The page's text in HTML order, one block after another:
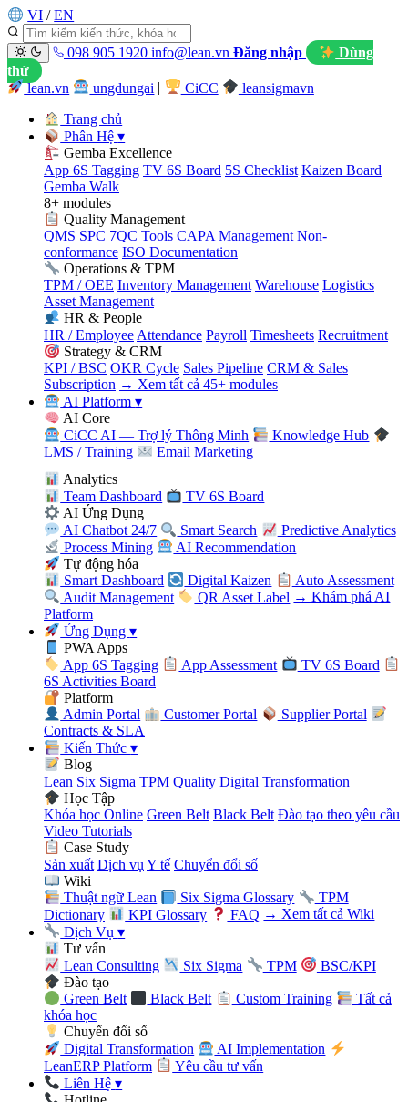
VI / EN
098 905 1920 info@lean.vn Đăng nhập
Dùng
thử
lean.vn
ungdungai CiCC leansigmavn
Trang chủ
Phân Hệ▾
Gemba Excellence
App 6S Tagging TV 6S Board 5S Checklist Kaizen Board
Gemba Walk
8+ modules
Quality Management
QMS SPC 7QC Tools CAPA Management Non-
conformance ISO Documentation
Operations & TPM
TPM / OEE Inventory Management Warehouse Logistics
Asset Management
HR & People
HR / Employee Attendance Payroll Timesheets Recruitment
Strategy & CRM
KPI / BSC OKR Cycle Sales Pipeline CRM & Sales
Subscription → Xem tất cả 45+ modules
AI Platform▾
AI Core
CiCC AI — Trợ lý Thông Minh
Knowledge Hub
LMS / Training
Email Marketing
Analytics
Team Dashboard
TV 6S Board
AI Ứng Dụng
AI Chatbot 24/7
Smart Search
Predictive Analytics
Process Mining
AI Recommendation
Tự động hóa
Smart Dashboard
Digital Kaizen
Auto Assessment
Audit Management
QR Asset Label → Khám phá AI
Platform
Ứng Dụng▾
PWA Apps
App 6S Tagging
App Assessment
TV 6S Board
6S Activities Board
Platform
Admin Portal
Customer Portal
Supplier Portal
Contracts & SLA
Kiến Thức▾
Blog
Lean Six Sigma TPM Quality Digital Transformation
Học Tập
Khóa học Online Green Belt Black Belt Đào tạo theo yêu cầu
Video Tutorials
Case Study
Sản xuất Dịch vụ Y tế Chuyển đổi số
Wiki
Thuật ngữ Lean
Six Sigma Glossary
TPM
Dictionary
KPI Glossary FAQ → Xem tất cả Wiki
Dịch Vụ▾
Tư vấn
Lean Consulting
Six Sigma TPM
BSC/KPI
Đào tạo
Green Belt
Black Belt Custom Training
Tất cả
khóa học
Chuyển đổi số
Digital Transformation
AI Implementation
LeanERP Platform
Yêu cầu tư vấn
Liên Hệ▾